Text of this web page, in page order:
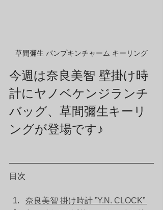
草間彌生 パンプキンチャーム キーリング
今週は奈良美智 壁掛け時
計にヤノベケンジランチ
バッグ、草間彌生キーリ
ングが登場です♪
目次
奈良美智 掛け時計 ”Y.N. CLOCK”